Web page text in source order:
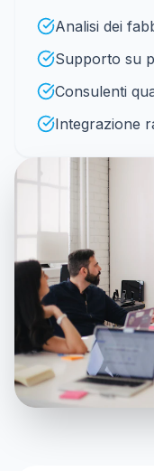
Analisi dei
Supporto su
Consulenti
Integrazione